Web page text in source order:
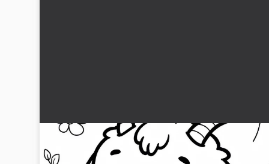
Gedder tygger fornøden på et blad: Enkel
farvelægningsskabelon (Gratis)